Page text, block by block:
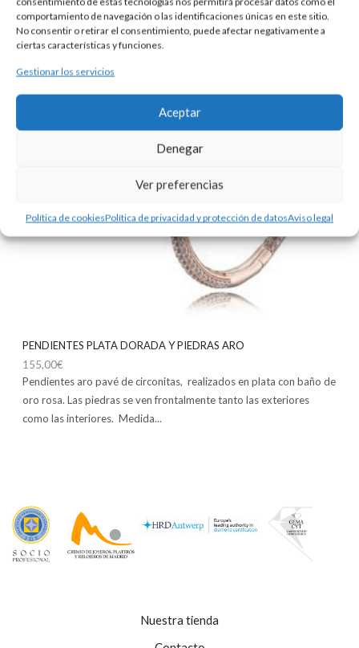
comportamiento de navegación o las identificaciones únicas en este sitio.
No consentir o retirar el consentimiento, puede afectar negativamente a
ciertas características y funciones.
Gestionar los servicios
Aceptar
Denegar
Ver preferencias
Política de cookiesPolítica de privacidad y protección de datosAviso legal
PENDIENTES PLATA DORADA Y PIEDRAS ARO
155,00€
Pendientes aro pavé de circonitas, realizados en plata con baño de
oro rosa. Las piedras se ven frontalmente tanto las exteriores
como las interiores. Medida...
Nuestra tienda